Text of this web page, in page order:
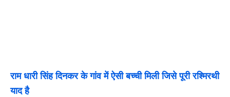
राम धारी सिंह दिनकर के गांव में ऐसी बच्ची मिली जिसे पूरी रश्मिरथी
याद है